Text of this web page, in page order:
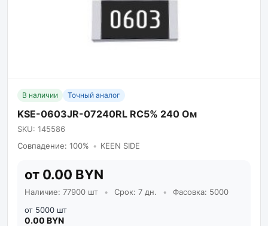
В наличии Точный аналог
KSE-0603JR-07240RL RC5% 240 Ом
SKU: 145586
Совпадение: 100% • KEEN SIDE
от 0.00 BYN
Наличие: 77900 шт • Срок: 7 дн. •
Фасовка: 5000
от 5000 шт
0.00 BYN